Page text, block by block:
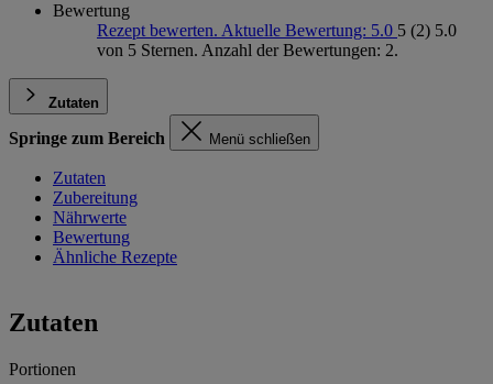
Bewertung
Rezept bewerten. Aktuelle Bewertung: 5.0 5 (2) 5.0
von 5 Sternen. Anzahl der Bewertungen: 2.
Zutaten
Springe zum Bereich Menü schließen
Zutaten
Zubereitung
Nährwerte
Bewertung
Ähnliche Rezepte
Zutaten
Portionen